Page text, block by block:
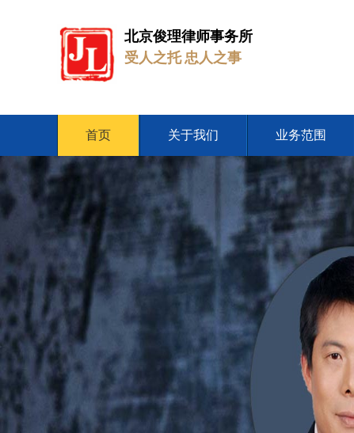
北京俊理律师事务所
受人之托 忠人之事
首页 关于我们 业务范围